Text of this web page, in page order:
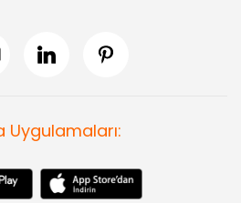
Uygulamaları: